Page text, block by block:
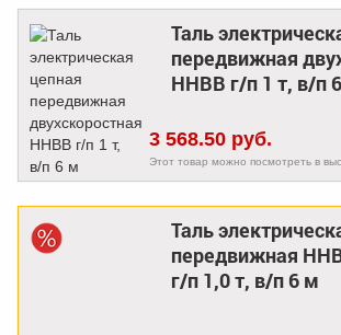
Таль
передвижная
HHBB г/п 1 т, в/п
3 568.50 руб.
Этот товар можно посмотреть в
Таль
передвижная
г/п 1,0 т, в/п 6 м